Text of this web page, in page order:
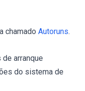
chamado Autoruns.
arranque
do sistema de